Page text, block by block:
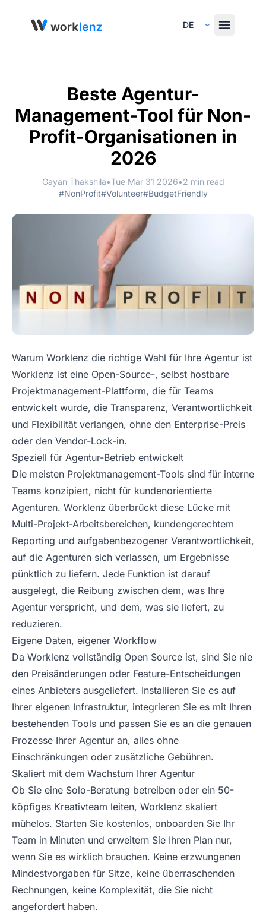
Select Language
Beste Agentur-
Management-Tool für Non-
Profit-Organisationen in
2026
Gayan Thakshila•Tue Mar 31 2026•2 min read
#NonProfit#Volunteer#BudgetFriendly
Warum Worklenz die richtige Wahl für Ihre Agentur ist
Worklenz ist eine Open-Source-, selbst hostbare
Projektmanagement-Plattform, die für Teams
entwickelt wurde, die Transparenz, Verantwortlichkeit
und Flexibilität verlangen, ohne den Enterprise-Preis
oder den Vendor-Lock-in.
Speziell für Agentur-Betrieb entwickelt
Die meisten Projektmanagement-Tools sind für interne
Teams konzipiert, nicht für kundenorientierte
Agenturen. Worklenz überbrückt diese Lücke mit
Multi-Projekt-Arbeitsbereichen, kundengerechtem
Reporting und aufgabenbezogener Verantwortlichkeit,
auf die Agenturen sich verlassen, um Ergebnisse
pünktlich zu liefern. Jede Funktion ist darauf
ausgelegt, die Reibung zwischen dem, was Ihre
Agentur verspricht, und dem, was sie liefert, zu
reduzieren.
Eigene Daten, eigener Workflow
Da Worklenz vollständig Open Source ist, sind Sie nie
den Preisänderungen oder Feature-Entscheidungen
eines Anbieters ausgeliefert. Installieren Sie es auf
Ihrer eigenen Infrastruktur, integrieren Sie es mit Ihren
bestehenden Tools und passen Sie es an die genauen
Prozesse Ihrer Agentur an, alles ohne
Einschränkungen oder zusätzliche Gebühren.
Skaliert mit dem Wachstum Ihrer Agentur
Ob Sie eine Solo-Beratung betreiben oder ein 50-
köpfiges Kreativteam leiten, Worklenz skaliert
mühelos. Starten Sie kostenlos, onboarden Sie Ihr
Team in Minuten und erweitern Sie Ihren Plan nur,
wenn Sie es wirklich brauchen. Keine erzwungenen
Mindestvorgaben für Sitze, keine überraschenden
Rechnungen, keine Komplexität, die Sie nicht
angefordert haben.